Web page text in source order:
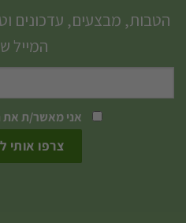
הטבות, מבצעים, עדכונים
המייל
אני מאשר/ת את